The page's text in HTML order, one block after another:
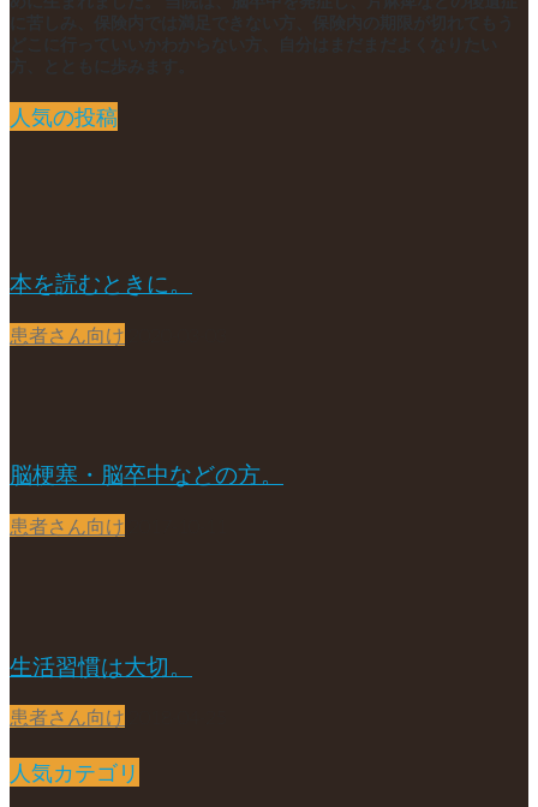
人気の投稿
本を読むときに。
患者さん向け
脳梗塞・脳卒中などの方。
患者さん向け
生活習慣は大切。
患者さん向け
人気カテゴリ